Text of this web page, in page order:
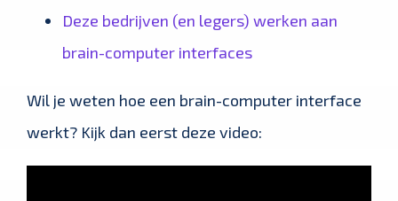
Deze bedrijven (en legers) werken aan
brain-computer interfaces
Wil je weten hoe een brain-computer interface
werkt? Kijk dan eerst deze video: